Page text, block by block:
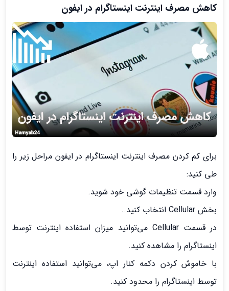
کاهش مصرف اینترنت اینستاگرام در ایفون
برای کم کردن مصرف اینترنت اینستاگرام در ایفون مراحل زیر را
طی کنید:
وارد قسمت تنظیمات گوشی خود شوید.
بخش Cellular انتخاب کنید..
در قسمت Cellular می‌توانید میزان استفاده اینترنت توسط
اینستاگرام را مشاهده کنید.
با خاموش کردن دکمه کنار اپ، می‌توانید استفاده اینترنت
توسط اینستاگرام را محدود کنید.